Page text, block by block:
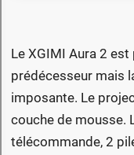
Le XGIMI Aura 2
prédécesseur mais
imposante. Le
couche de mousse.
télécommande, 2